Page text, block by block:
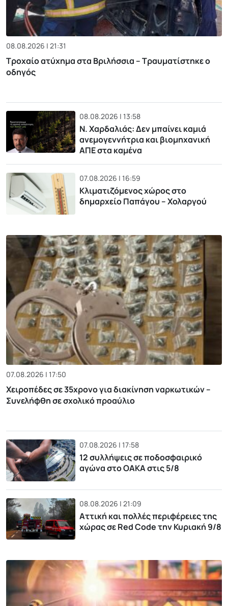
08.08.2026 | 21:31
Τροχαίο ατύχημα στα Βριλήσσια – Τραυματίστηκε ο
οδηγός
08.08.2026 | 13:58
Ν. Χαρδαλιάς: Δεν μπαίνει καμιά
ανεμογεννήτρια και βιομηχανική
ΑΠΕ στα καμένα
07.08.2026 | 16:59
Κλιματιζόμενος χώρος στο
δημαρχείο Παπάγου – Χολαργού
07.08.2026 | 17:50
Χειροπέδες σε 35χρονο για διακίνηση ναρκωτικών –
Συνελήφθη σε σχολικό προαύλιο
07.08.2026 | 17:58
12 συλλήψεις σε ποδοσφαιρικό
αγώνα στο ΟΑΚΑ στις 5/8
08.08.2026 | 21:09
Αττική και πολλές περιφέρειες της
χώρας σε Red Code την Κυριακή 9/8